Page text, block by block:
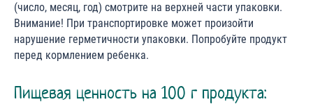
(число, месяц, год) смотрите на верхней части упаковки.
Внимание! При транспортировке может произойти
нарушение герметичности упаковки. Попробуйте продукт
перед кормлением ребенка.
Пищевая ценность на 100 г продукта: